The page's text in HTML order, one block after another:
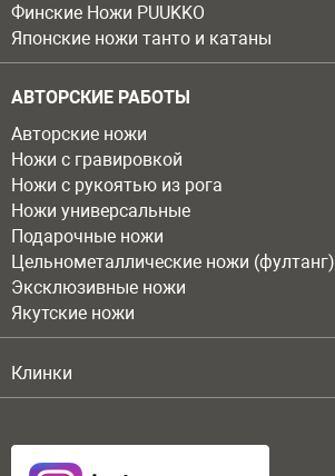
Финские Ножи PUUKKO
Японские ножи танто и катаны
АВТОРСКИЕ РАБОТЫ
Авторские ножи
Ножи с гравировкой
Ножи с рукоятью из рога
Ножи универсальные
Подарочные ножи
Цельнометаллические ножи (фултанг)
Эксклюзивные ножи
Якутские ножи
Клинки